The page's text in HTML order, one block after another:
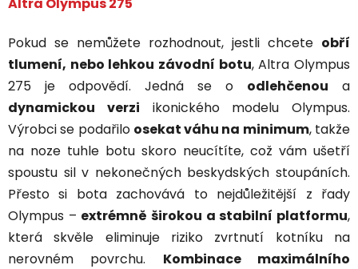
Pokud se nemůžete rozhodnout, jestli chcete obří
tlumení, nebo lehkou závodní botu, Altra Olympus
275 je odpovědí. Jedná se o odlehčenou a
dynamickou verzi ikonického modelu Olympus.
Výrobci se podařilo osekat váhu na minimum, takže
na noze tuhle botu skoro neucítíte, což vám ušetří
spoustu sil v nekonečných beskydských stoupáních.
Přesto si bota zachovává to nejdůležitější z řady
Olympus – extrémně širokou a stabilní platformu,
která skvěle eliminuje riziko zvrtnutí kotníku na
nerovném povrchu. Kombinace maximálního